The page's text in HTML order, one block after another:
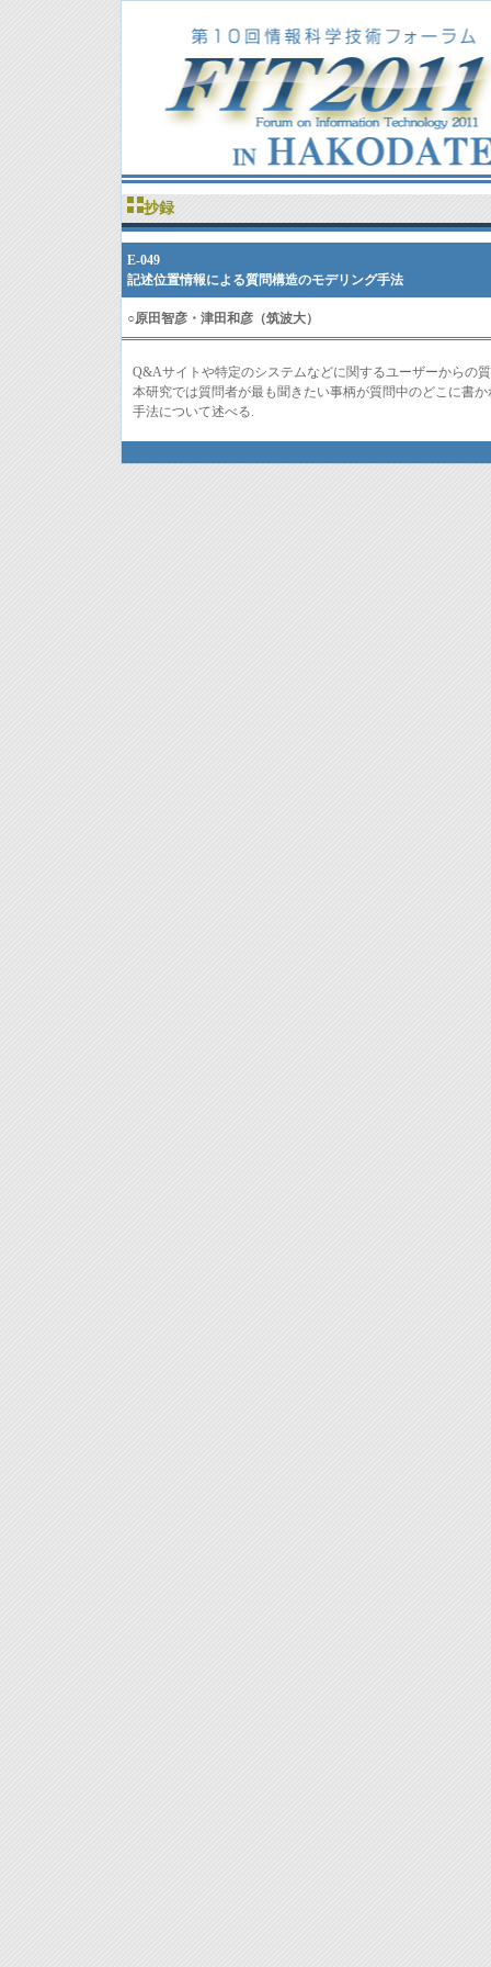
抄録
E-049
記述位置情報による質問構造のモデリング手法
○原田智彦・津田和彦（筑波大）
Q&Aサイトや特定のシステムなどに関するユーザーからの
本研究では質問者が最も聞きたい事柄が質問中のどこに書
手法について述べる.